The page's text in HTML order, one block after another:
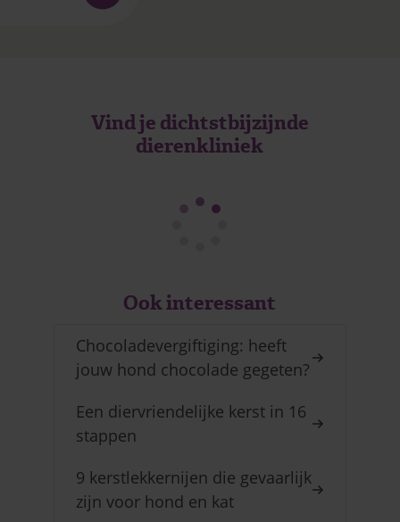
Vind je dichtstbijzijnde
dierenkliniek
Ook interessant
Chocoladevergiftiging: heeft
jouw hond chocolade gegeten?
Een diervriendelijke kerst in 16
stappen
9 kerstlekkernijen die gevaarlijk
zijn voor hond en kat